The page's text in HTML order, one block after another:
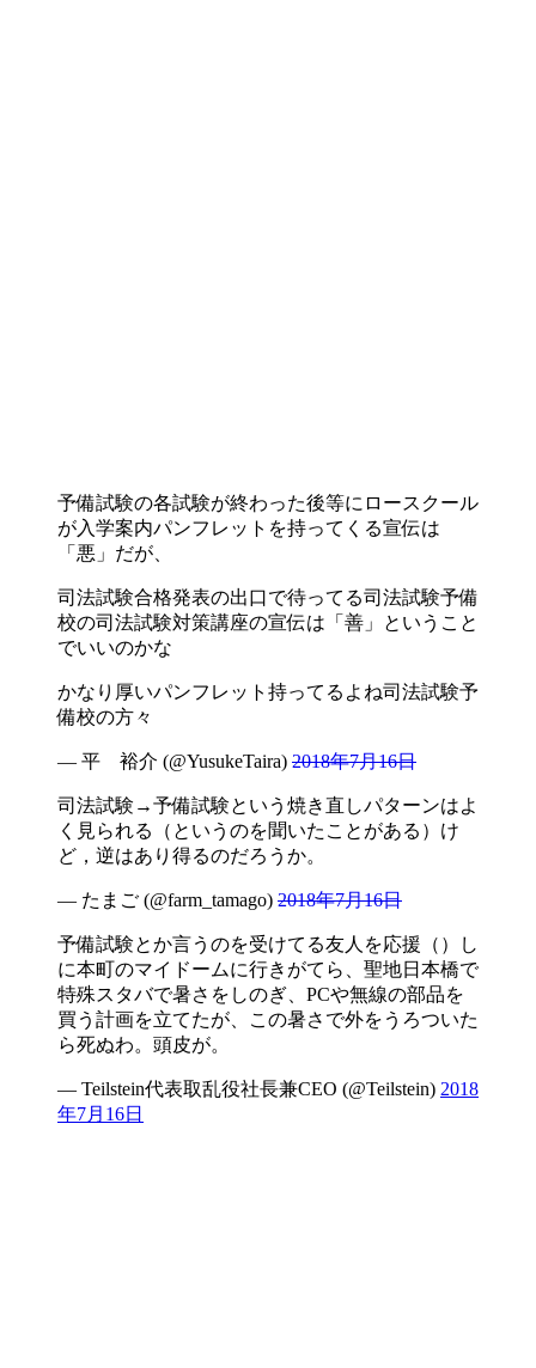
予備試験の各試験が終わった後等にロースクール
が入学案内パンフレットを持ってくる宣伝は
「悪」だが、
司法試験合格発表の出口で待ってる司法試験予備
校の司法試験対策講座の宣伝は「善」ということ
でいいのかな
かなり厚いパンフレット持ってるよね司法試験予
備校の方々
— 平 裕介 (@YusukeTaira) 2018年7月16日
司法試験→予備試験という焼き直しパターンはよ
く見られる（というのを聞いたことがある）け
ど，逆はあり得るのだろうか。
— たまご (@farm_tamago) 2018年7月16日
予備試験とか言うのを受けてる友人を応援（）し
に本町のマイドームに行きがてら、聖地日本橋で
特殊スタバで暑さをしのぎ、PCや無線の部品を
買う計画を立てたが、この暑さで外をうろついた
ら死ぬわ。頭皮が。
— Teilstein代表取乱役社長兼CEO (@Teilstein) 2018
年7月16日